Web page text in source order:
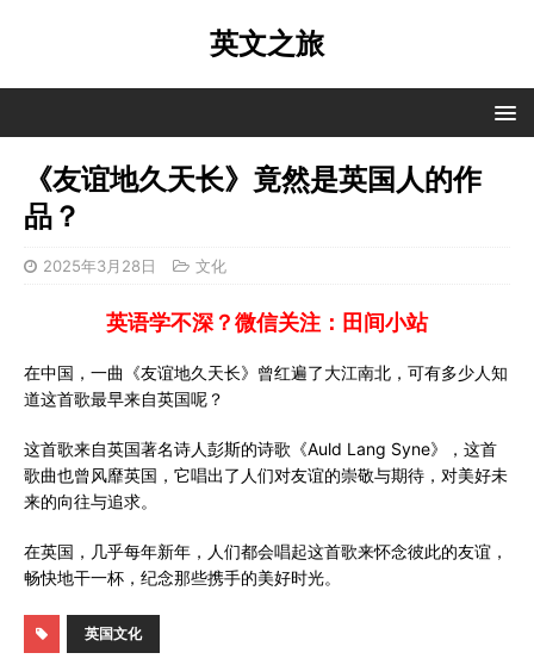
英文之旅
《友谊地久天长》竟然是英国人的作
品？
2025年3月28日 文化
英语学不深？微信关注：田间小站
在中国，一曲《友谊地久天长》曾红遍了大江南北，可有多少人知
道这首歌最早来自英国呢？
这首歌来自英国著名诗人彭斯的诗歌《Auld Lang Syne》，这首
歌曲也曾风靡英国，它唱出了人们对友谊的崇敬与期待，对美好未
来的向往与追求。
在英国，几乎每年新年，人们都会唱起这首歌来怀念彼此的友谊，
畅快地干一杯，纪念那些携手的美好时光。
英国文化